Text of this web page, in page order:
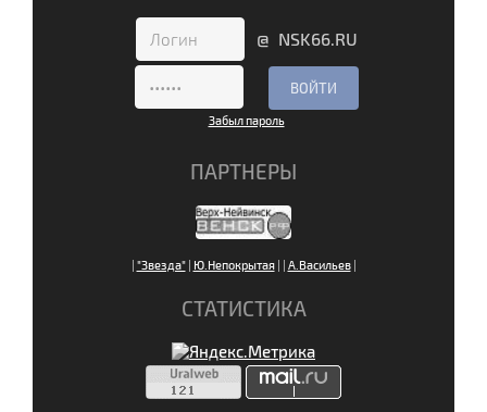
@ NSK66.RU
Забыл пароль
ПАРТНЕРЫ
| "Звезда"| Ю.Непокрытая| | А.Васильев|
СТАТИСТИКА